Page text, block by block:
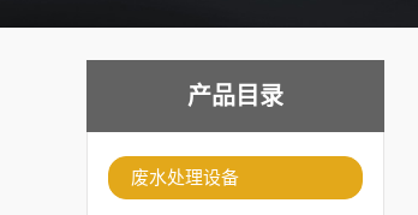
产品目录
废水处理设备